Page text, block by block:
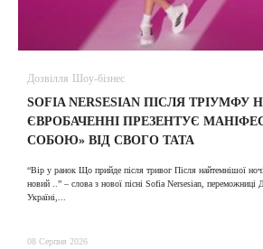
Дозвілля Шоу-бізнес
SOFIA NERSESIAN ПІСЛЯ
ЄВРОБАЧЕННІ ПРЕЗЕНТУЄ
СОБОЮ» ВІД СВОГО ТАТА
“Вір у ранок Що прийде після тривог Після найтемнішої
новий ..” – слова з нової пісні Sofia Nersesian, переможниці
Україні,...
08 Серпня 2026